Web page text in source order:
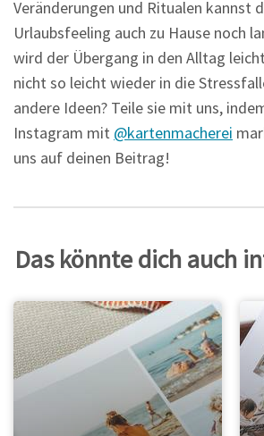
Veränderungen und Ritualen kannst
Urlaubsfeeling auch zu Hause noch
wird der Übergang in den Alltag
nicht so leicht wieder in die
andere Ideen? Teile sie mit uns,
Instagram mit @kartenmacherei
uns auf deinen Beitrag!
Das könnte dich auch